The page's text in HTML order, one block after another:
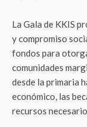
La Gala de KKIS
y compromiso
fondos para
comunidades
desde la primaria
económico, las
recursos